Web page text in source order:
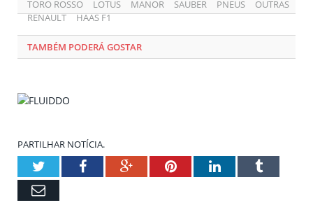
TORO ROSSO
LOTUS MANOR SAUBER PNEUS
OUTRAS
RENAULT
HAAS F1
TAMBÉM PODERÁ GOSTAR
PARTILHAR NOTÍCIA.
TwitterFacebookGoogle+PinterestLinkedInTumblr
Email